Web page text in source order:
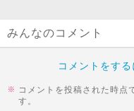
みんなのコメント
コメントをする
コメントを投稿された時点
す。